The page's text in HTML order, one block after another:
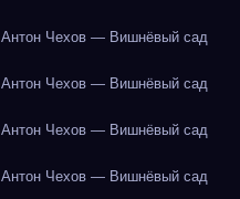
Антон Чехов — Вишнёвый сад
Антон Чехов — Вишнёвый сад
Антон Чехов — Вишнёвый сад
Антон Чехов — Вишнёвый сад